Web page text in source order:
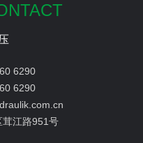
6290
6290
茸江路951号